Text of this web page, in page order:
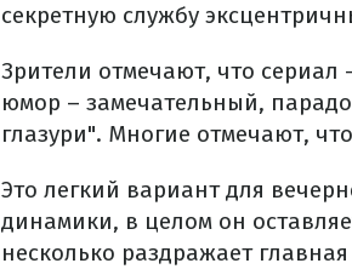
секретную службу
Зрители отмечают, что
юмор – замечательный,
глазури". Многие отмечают,
Это легкий вариант для
динамики, в целом он
несколько раздражает